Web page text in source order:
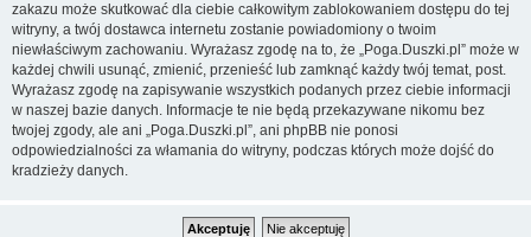
zakazu może skutkować dla ciebie całkowitym zablokowaniem dostępu do tej
witryny, a twój dostawca internetu zostanie powiadomiony o twoim
niewłaściwym zachowaniu. Wyrażasz zgodę na to, że „Poga.Duszki.pl” może w
każdej chwili usunąć, zmienić, przenieść lub zamknąć każdy twój temat, post.
Wyrażasz zgodę na zapisywanie wszystkich podanych przez ciebie informacji
w naszej bazie danych. Informacje te nie będą przekazywane nikomu bez
twojej zgody, ale ani „Poga.Duszki.pl”, ani phpBB nie ponosi
odpowiedzialności za włamania do witryny, podczas których może dojść do
kradzieży danych.